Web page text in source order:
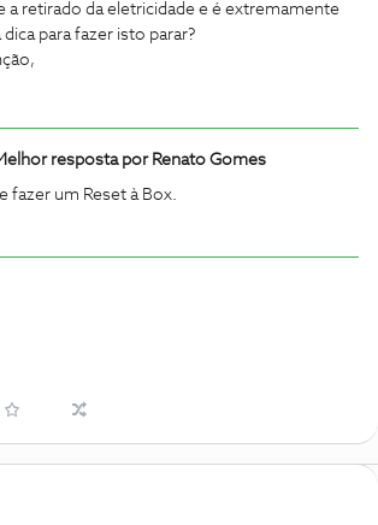
a retirado da eletricidade e é extremamente
para fazer isto parar?
resposta porRenato Gomes
fazer um Reset à Box.